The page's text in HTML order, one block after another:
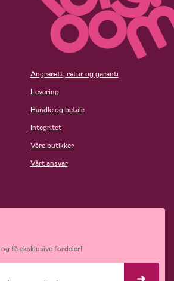
Angrerett, retur og garanti
Levering
Handle og betale
Integritet
Våre butikker
Vårt ansvar
få eksklusive fordeler!